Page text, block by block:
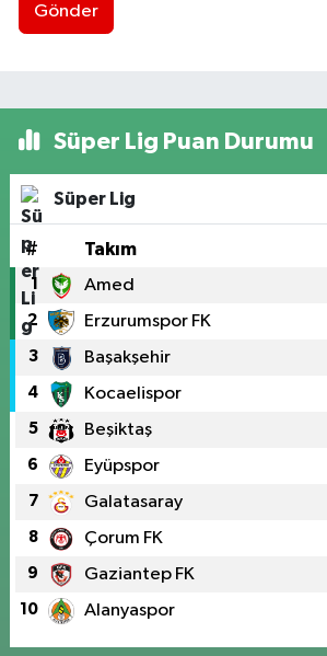
Gönder
Süper Lig Puan Durumu
Süper Lig
# Takım
1 Amed
2 Erzurumspor FK
3 Başakşehir
4 Kocaelispor
5 Beşiktaş
6 Eyüpspor
7 Galatasaray
8 Çorum FK
9 Gaziantep FK
10 Alanyaspor